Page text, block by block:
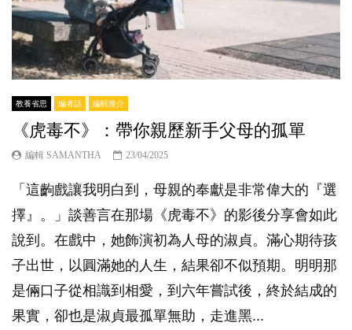
教養省思 編者話 編輯推介
《虎毒不》：帶你親歷新手父母的孤單
編輯 SAMANTHA 23/04/2025
「這齣戲讓我明白到，母親的奉獻是非常偉大的『選
擇』。」談善言在那場《虎毒不》的影後分享會如此
說到。在戲中，她飾演初為人母的淑貞。滿心期待孩
子出世，以圓滿她的人生，結果卻不似預期。明明那
是倆口子從相識到相愛，到六年嘗試後，終於結成的
果實，卻也是淑貞最孤單無助，走進黑...